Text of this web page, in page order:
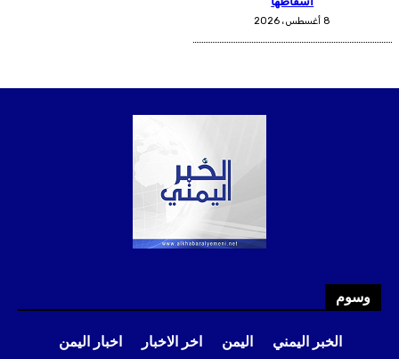
وسوم
الخبر اليمني اليمن اخر الاخبار
اخبار اليمن